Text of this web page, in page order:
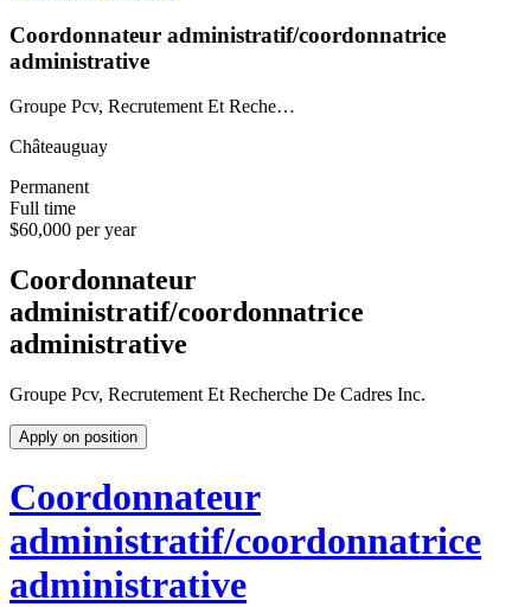
Coordonnateur administratif/coordonnatrice
administrative
Groupe Pcv, Recrutement Et Reche…
Châteauguay
Permanent
Full time
$60,000 per year
Coordonnateur
administratif/coordonnatrice
administrative
Groupe Pcv, Recrutement Et Recherche De Cadres Inc.
Apply on position
Coordonnateur
administratif/coordonnatrice
administrative